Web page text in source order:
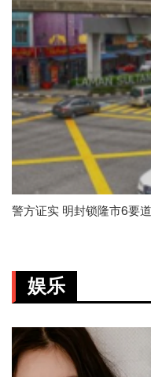
警方证实 明封锁隆市6要
娱乐